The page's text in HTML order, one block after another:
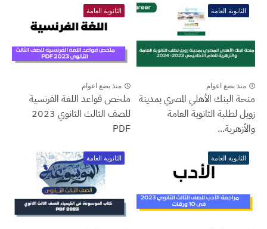
الثانوية العامة
منذ بضع اعوام
منحة البنك الأهلي المصري بمدينة
زويل لطلبة الثانوية العامة
والأزهرية...
الثانوية العامة
منذ بضع اعوام
ملخص قواعد اللغة الفرنسية
للصف الثالث الثانوي 2023
PDF
الثانوية العامة الثانوية العامة